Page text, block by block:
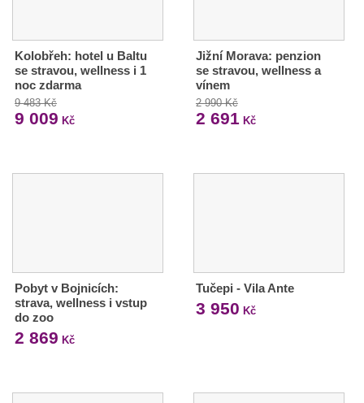
Kolobřeh: hotel u Baltu
se stravou, wellness i 1
noc zdarma
9 483 Kč
9 009 Kč
Jižní Morava: penzion
se stravou, wellness a
vínem
2 990 Kč
2 691 Kč
Pobyt v Bojnicích:
strava, wellness i vstup
do zoo
2 869 Kč
Tučepi - Vila Ante
3 950 Kč